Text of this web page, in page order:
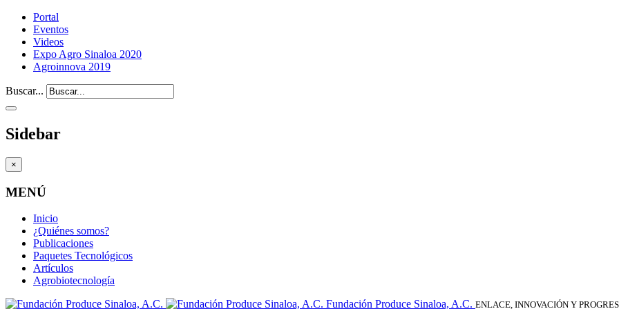
Portal
Eventos
Videos
Expo Agro Sinaloa 2020
Agroinnova 2019
Buscar...
Sidebar
×
MENÚ
Inicio
¿Quiénes somos?
Publicaciones
Paquetes Tecnológicos
Artículos
Agrobiotecnología
Fundación Produce Sinaloa, A.C. ENLACE, INNOVACIÓN Y